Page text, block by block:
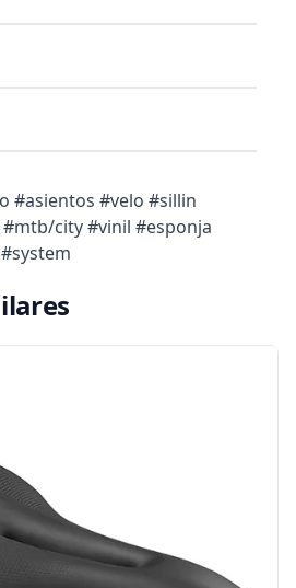
#asientos #velo #sillin
city #vinil #esponja